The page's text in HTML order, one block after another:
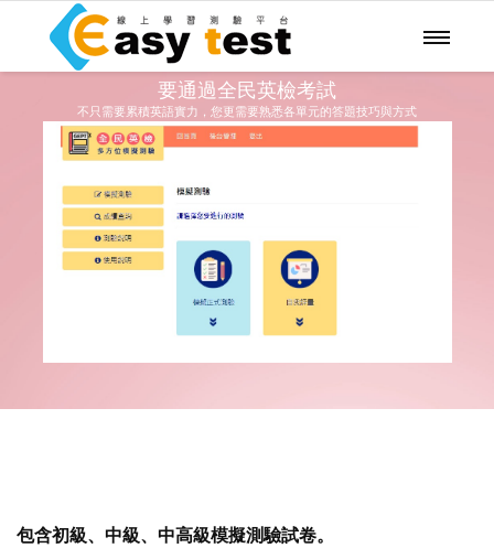
要通過全民英檢考試
不只需要累積英語實力，您更需要熟悉各單元的答題技巧與方式
包含初級、中級、中高級模擬測驗試卷。